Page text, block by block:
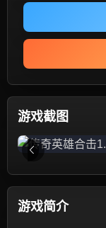
游戏截图
游戏简介